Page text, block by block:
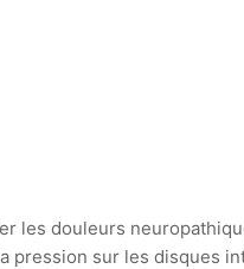
les douleurs
pression sur les disques